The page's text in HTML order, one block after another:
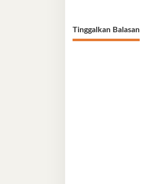
Tinggalkan Balasan